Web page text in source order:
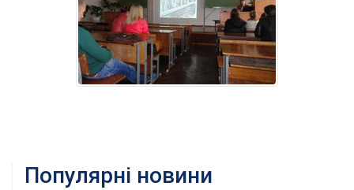
Популярні новини